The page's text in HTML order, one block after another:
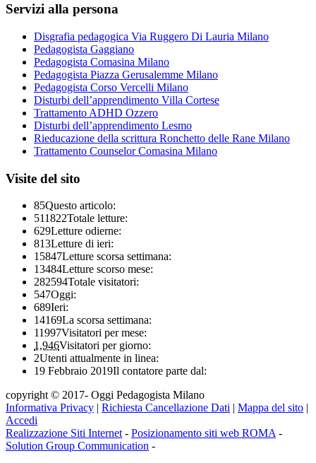
Servizi alla persona
Disgrafia pedagogica Via Ruggero Di Lauria Milano
Pedagogista Gaggiano
Pedagogista Comasina Milano
Pedagogista Piazza Gerusalemme Milano
Pedagogista Corso Vercelli Milano
Disturbi dell’apprendimento Villa Cortese
Trattamento ADHD Ozzero
Disturbi dell’apprendimento Lesmo
Rieducazione della scrittura Ronchetto delle Rane Milano
Trattamento Counselor Comasina Milano
Visite del sito
85Questo articolo:
511822Totale letture:
629Letture odierne:
813Letture di ieri:
15847Letture scorsa settimana:
13484Letture scorso mese:
282594Totale visitatori:
547Oggi:
689Ieri:
14169La scorsa settimana:
11997Visitatori per mese:
1,946Visitatori per giorno:
2Utenti attualmente in linea:
19 Febbraio 2019Il contatore parte dal:
copyright © 2017- Oggi Pedagogista Milano
Informativa Privacy | Richiesta Cancellazione Dati | Mappa del sito |
Accedi
Realizzazione Siti Internet- Posizionamento siti web ROMA-
Solution Group Communication -